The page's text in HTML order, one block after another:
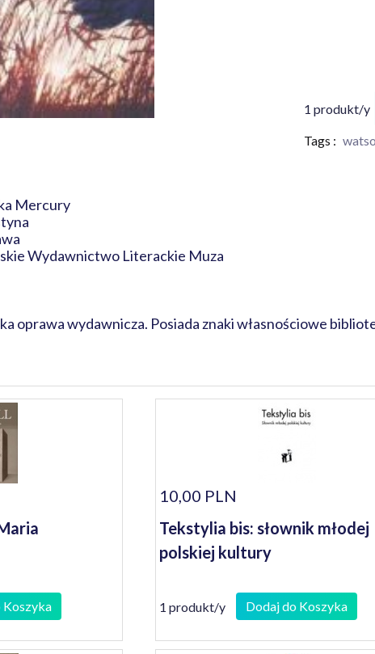
1 produkt/y
Tags :
Mercury
Wydawnictwo Literackie Muza
oprawa wydawnicza. Posiada znaki własnościowe
Koszyka
10,00 PLN
Tekstylia bis: słownik młodej
polskiej kultury
1 produkt/y Dodaj do Koszyka